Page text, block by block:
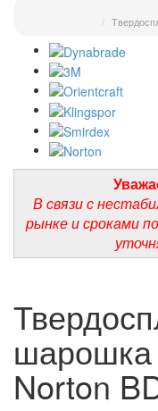
В связи с
рынке и сроками
Norton